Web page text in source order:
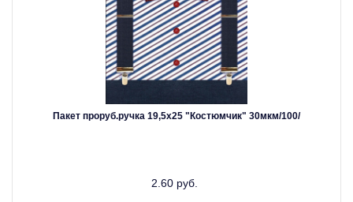
Пакет проруб.ручка 19,5х25 "Костюмчик" 30мкм/100/
2.60 руб.